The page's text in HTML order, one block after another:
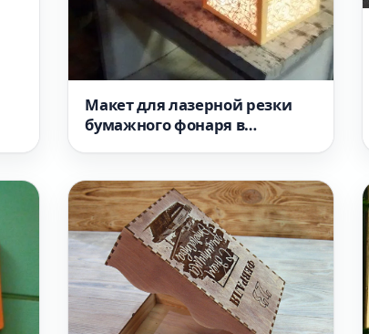
Макет для лазерной резки
бумажного фонаря в